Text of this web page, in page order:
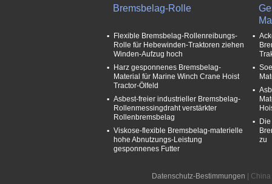
Bremsbelag-Rolle
Flexible Bremsbelag-Rollenreibungs-
Rolle für Hebewinden-Traktoren ziehen
Winden-Aufzug hoch
Harz gesponnenes Bremsbelag-
Material für Marine Winch Crane Hoist
Tractor-Ölfeld
Asbest-freier industrieller Bremsbelag-
Rollenmessingdraht verstärkter
Rollenbremsbelag
Viskose-flexible Bremsbelag-materielle
hohe Abnutzungs-Leistung
gesponnenes Futter
zu
Datenschutz-Bestimmungen |